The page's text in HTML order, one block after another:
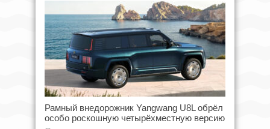
Рамный внедорожник Yangwang U8L обрёл
особо роскошную четырёхместную версию